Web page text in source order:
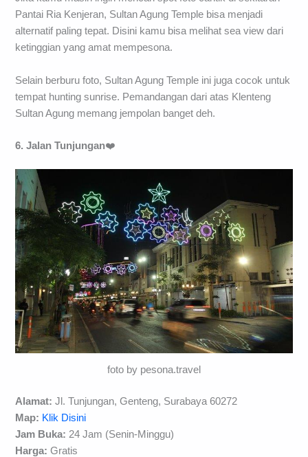
Pantai Ria Kenjeran, Sultan Agung Temple bisa menjadi
alternatif paling tepat. Disini kamu bisa melihat sea view dari
ketinggian yang amat mempesona.
Selain berburu foto, Sultan Agung Temple ini juga cocok untuk
tempat hunting sunrise. Pemandangan dari atas Klenteng
Sultan Agung memang jempolan banget deh.
6. Jalan Tunjungan❤️
foto by pesona.travel
Alamat: Jl. Tunjungan, Genteng, Surabaya 60272
Map: Klik Disini
Jam Buka: 24 Jam (Senin-Minggu)
Harga: Gratis